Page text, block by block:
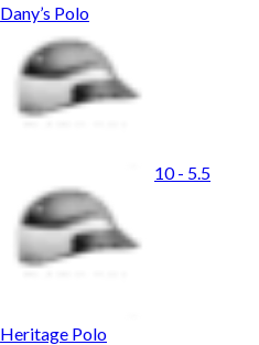
Dany’s Polo
Heritage Polo
10 - 5.5